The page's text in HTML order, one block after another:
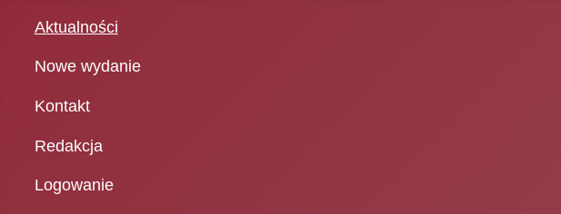
Aktualności
Nowe wydanie
Kontakt
Redakcja
Logowanie